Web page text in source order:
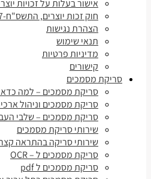
אישור בעלות על זכויות
חוק זכות יוצרים, התשס"ח-2007
הצהרת נגישות
תנאי שימוש
מדיניות פרטיות
קישורים
סריקת מסמכים
סריקת מסמכים – למה
סריקת מסמכים וניהול
סריקת מסמכים – שלבי
שירותי סריקת מסמכים
שירותי סריקה בהתראה
סריקת מסמכים ל – OCR
סריקת מסמכים ל pdf